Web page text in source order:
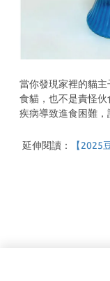
當你發現家裡的貓
食貓，也不是責怪
疾病導致進食困難，
延伸閱讀：
【2025